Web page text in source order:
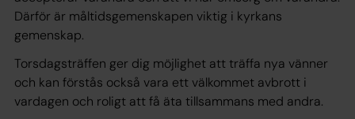
Därför är måltidsgemenskapen viktig i kyrkans
gemenskap.
Torsdagsträffen ger dig möjlighet att träffa nya vänner
och kan förstås också vara ett välkommet avbrott i
vardagen och roligt att få äta tillsammans med andra.